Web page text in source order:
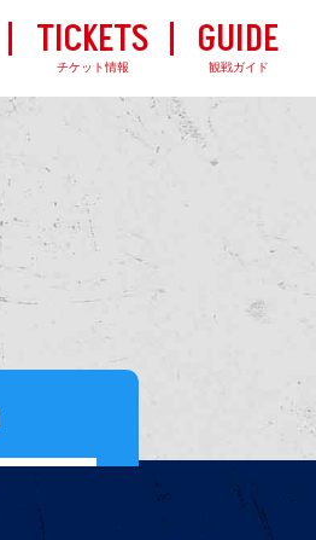
TICKETS
チケット情報
GUIDE
観戦ガイド